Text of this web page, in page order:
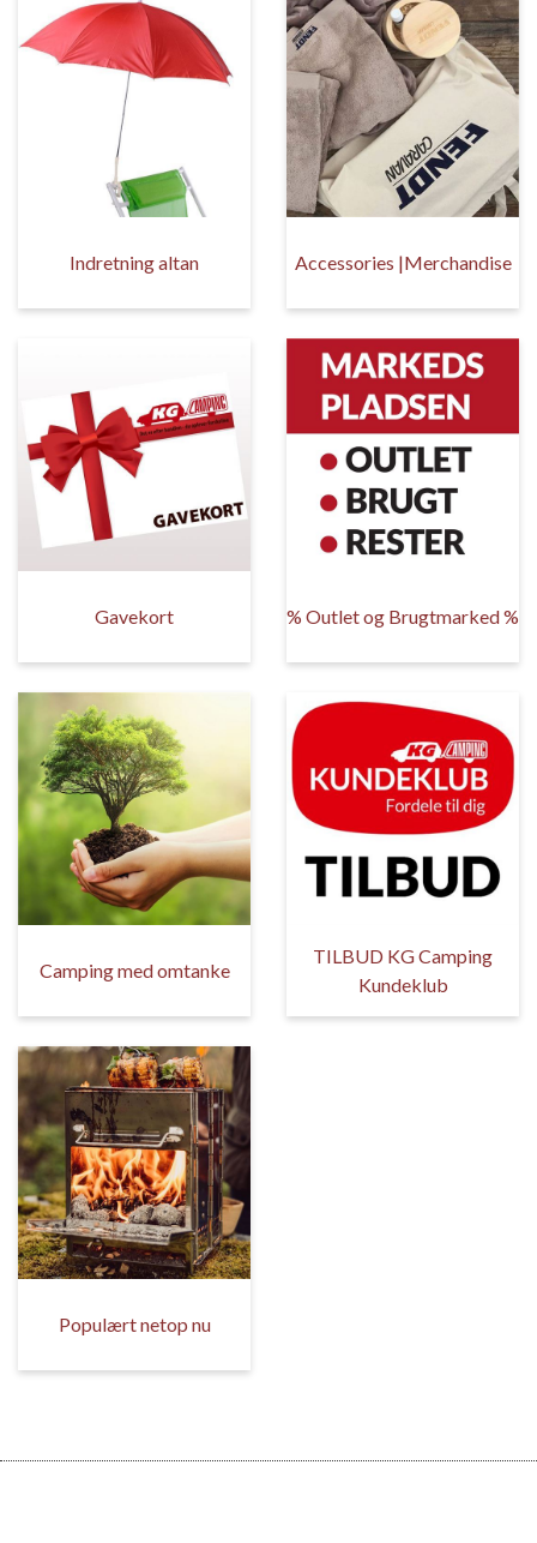
Indretning altan Accessories |Merchandise
Gavekort % Outlet og Brugtmarked %
Camping med omtanke
TILBUD KG Camping
Kundeklub
Populært netop nu